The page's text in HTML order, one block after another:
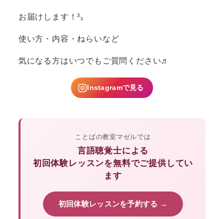
お届けします！³₃
使い方・内容・ねらいなど
気になる方はいつでもご質問ください♬
Instagramで見る
ことばの教室マゼルでは
言語聴覚士による
初回体験レッスンを無料でご提供してい
ます
初回体験レッスンを予約する →